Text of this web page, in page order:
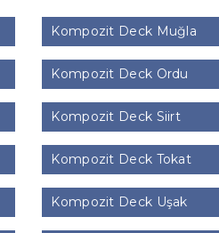
Kompozit Deck Muğla
Kompozit Deck Ordu
Kompozit Deck Siirt
Kompozit Deck Tokat
Kompozit Deck Uşak